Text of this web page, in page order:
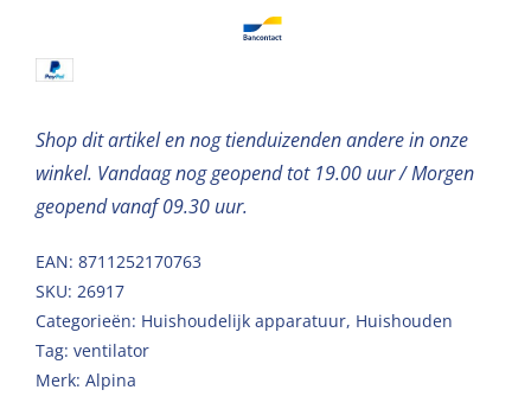
Shop dit artikel en nog tienduizenden andere in onze
winkel. Vandaag nog geopend tot 19.00 uur / Morgen
geopend vanaf 09.30 uur.
EAN: 8711252170763
SKU: 26917
Categorieën: Huishoudelijk apparatuur, Huishouden
Tag: ventilator
Merk: Alpina